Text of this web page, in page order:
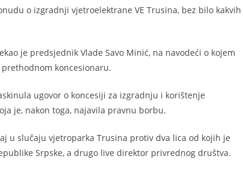
o izgradnji vjetroelektrane VE Trusina, bez bilo kakvih
je predsjednik Vlade Savo Minić, na navodeći o kojem
koncesionaru.
ugovor o koncesiji za izgradnju i korištenje
je, nakon toga, najavila pravnu borbu.
u slučaju vjetroparka Trusina protiv dva lica od kojih je
Srpske, a drugo live direktor privrednog društva.